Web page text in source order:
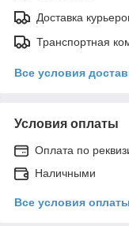
Доставка
Транспортная
Все условия
Условия оплаты
Оплата по
Наличными
Все условия оплаты